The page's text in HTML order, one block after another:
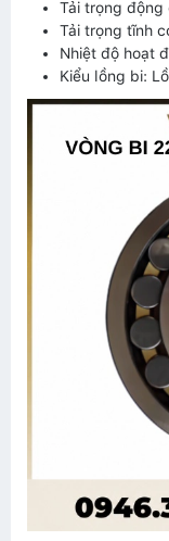
Tải trọng
Tải trọng tĩnh
Nhiệt độ hoạt
Kiểu lồng bi: